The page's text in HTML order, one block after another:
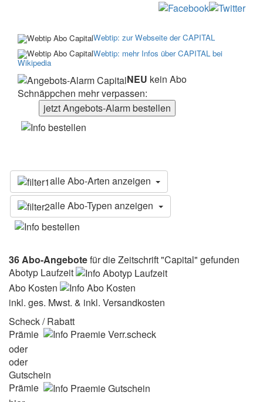
Webtip: zur Webseite der CAPITAL
Webtip: mehr Infos über CAPITAL bei
Wikipedia
NEU kein Abo
Schnäppchen mehr verpassen:
jetzt Angebots-Alarm bestellen
alle Abo-Arten anzeigen
alle Abo-Typen anzeigen
36 Abo-Angebotefür die Zeitschrift "Capital" gefunden
Abotyp Laufzeit
Abo Kosten
inkl. ges. Mwst. & inkl. Versandkosten
Scheck / Rabatt
Prämie
oder
oder
Gutschein
Prämie